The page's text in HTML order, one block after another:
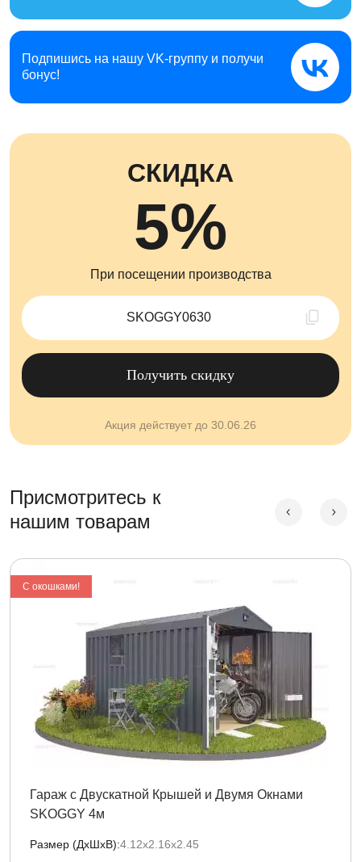
Подпишись на нашу VK-группу и получи
бонус!
СКИДКА
5%
При посещении производства
Скопировано !
Получить скидку
Акция действует до 30.06.26
Присмотритесь к
нашим товарам
С окошками!
Гараж с Двускатной Крышей и Двумя Окнами
SKOGGY 4м
Размер (ДxШxВ):4.12х2.16х2.45